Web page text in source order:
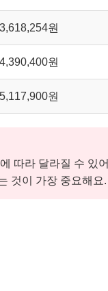
원
원
원
따라 달라질 수 있어
것이 가장 중요해요.